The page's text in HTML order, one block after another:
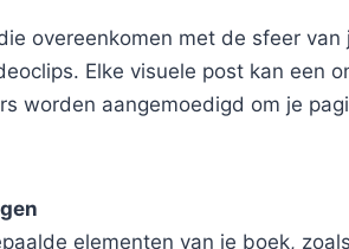
overeenkomen met de sfeer van
Elke visuele post kan een
worden aangemoedigd om je
elementen van je boek,